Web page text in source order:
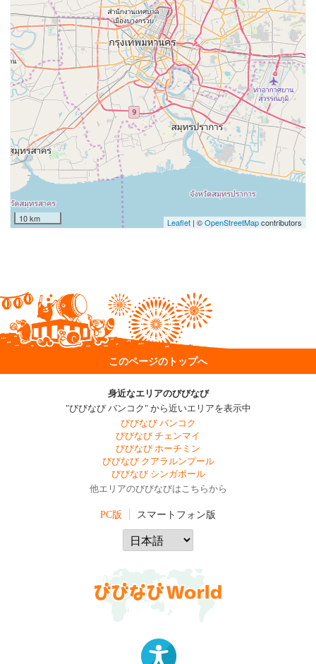
10 km Leaflet| ©OpenStreetMapcontributors
このページのトップへ
身近なエリアのびびなび
"びびなび バンコク" から近いエリアを表示中
びびなび バンコク
びびなび チェンマイ
びびなび ホーチミン
びびなび クアラルンプール
びびなび シンガポール
他エリアのびびなびはこちらから
PC版 スマートフォン版